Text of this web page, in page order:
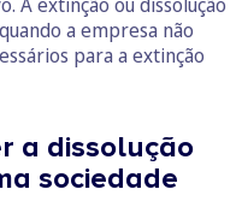
a empresa não
para a extinção
a dissolução
sociedade